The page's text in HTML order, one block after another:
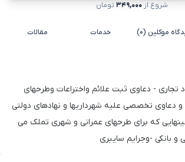
شروع از ۳۴۹,۰۰۰تومان
موکلین (۰) خدمات مقالات
- دعاوی ثبت علائم واختراعات وطرحهای
دعاوی تخصصی علیه شهرداریها و نهادهای دولتی
که برای طرحهای عمرانی و شهری تملک می
بانکی -وجرایم سایبری